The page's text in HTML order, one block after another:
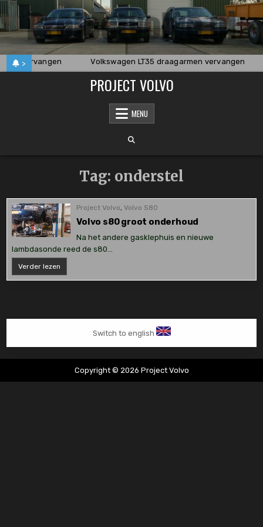
Skip
to
content
>
vervangen Volkswagen LT35 draagarmen vervangen
PROJECT VOLVO
MENU
Tag: onderstel
Project Volvo,Volvo S80
Volvo s80 groot onderhoud
Na het andere gasklephuis en nieuwe
lambdasonde reed de s80…
Verder lezen
s80
groot
Switch to english
Copyright © 2026 Project Volvo